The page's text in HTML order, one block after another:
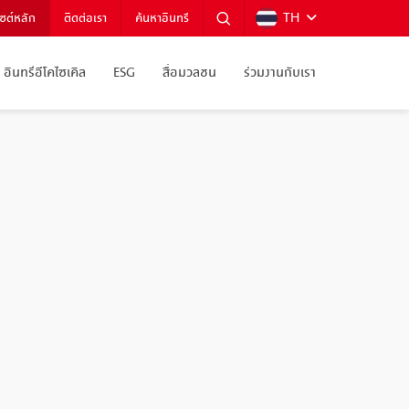
ซต์หลัก ติดต่อเรา ค้นหาอินทรี TH
อินทรีอีโคไซเคิล ESG สื่อมวลชน ร่วมงานกับเรา